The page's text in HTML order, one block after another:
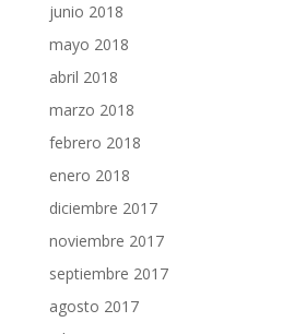
junio 2018
mayo 2018
abril 2018
marzo 2018
febrero 2018
enero 2018
diciembre 2017
noviembre 2017
septiembre 2017
agosto 2017